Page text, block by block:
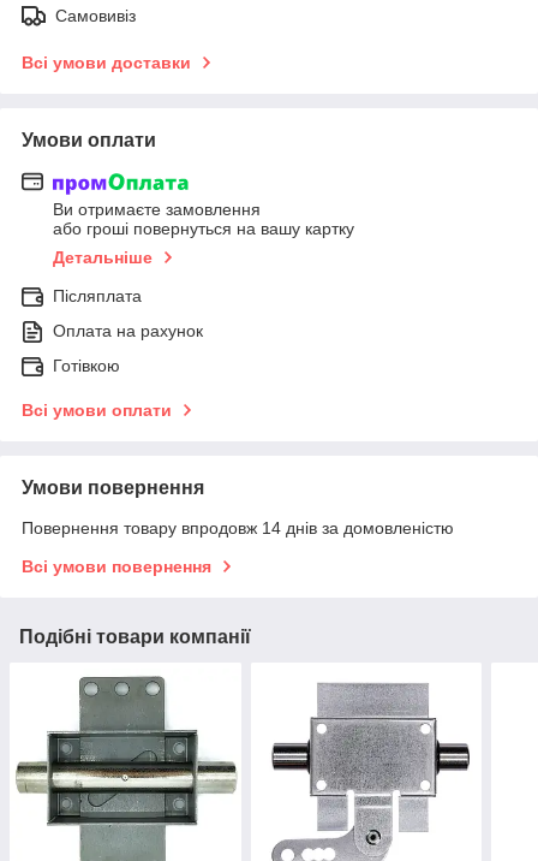
Самовивіз
Всі умови доставки
Умови оплати
Ви отримаєте замовлення
або гроші повернуться на вашу картку
Детальніше
Післяплата
Оплата на рахунок
Готівкою
Всі умови оплати
Умови повернення
Повернення товару впродовж 14 днів за домовленістю
Всі умови повернення
Подібні товари компанії